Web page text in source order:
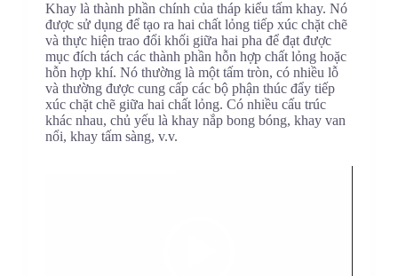
Khay là thành phần chính của tháp kiểu tấm khay. Nó
được sử dụng để tạo ra hai chất lỏng tiếp xúc chặt chẽ
và thực hiện trao đổi khối giữa hai pha để đạt được
mục đích tách các thành phần hỗn hợp chất lỏng hoặc
hỗn hợp khí. Nó thường là một tấm tròn, có nhiều lỗ
và thường được cung cấp các bộ phận thúc đẩy tiếp
xúc chặt chẽ giữa hai chất lỏng. Có nhiều cấu trúc
khác nhau, chủ yếu là khay nắp bong bóng, khay van
nổi, khay tấm sàng, v.v.